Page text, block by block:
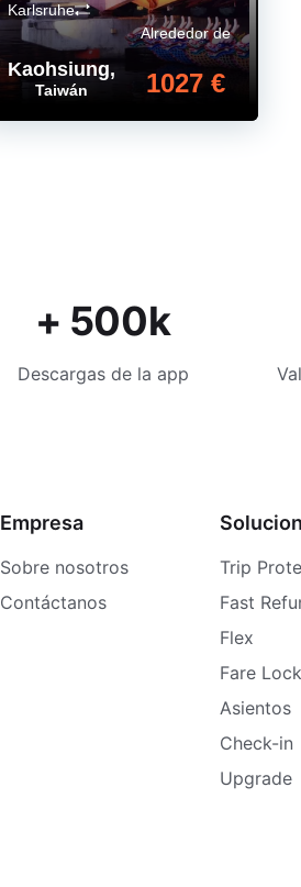
Kaohsiung,
Taiwán
Alrededor de
1027 €
Karlsruhe
+ 500k
Descargas de la app
Empresa
Sobre nosotros
Contáctanos
Trip
Fast
Flex
Fare Lock
Asientos
Check-in
Upgrade